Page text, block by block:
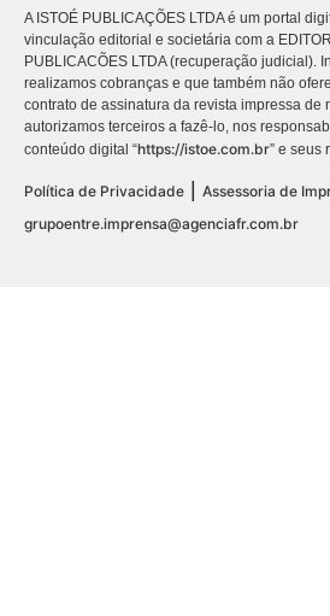
A ISTOÉ PUBLICAÇÕES LTDA é um portal
vinculação editorial e societária com a
PUBLICACÕES LTDA (recuperação judicial).
realizamos cobranças e que também não
contrato de assinatura da revista impressa de
autorizamos terceiros a fazê-lo, nos
conteúdo digital “https://istoe.com.br” e seus
Política de Privacidade
Assessoria de
grupoentre.imprensa@agenciafr.com.br